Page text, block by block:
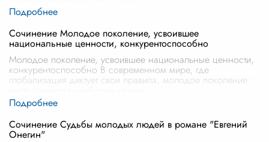
Сочинение Молодое поколение, усвоившее
национальные ценности, конкурентоспособно
Молодое поколение, усвоившее национальные ценности,
конкурентоспособно В современном мире, где
глобализация диктует свои правила, молодое поколение
Сочинение Судьбы молодых людей в романе "Евгений
Онегин"